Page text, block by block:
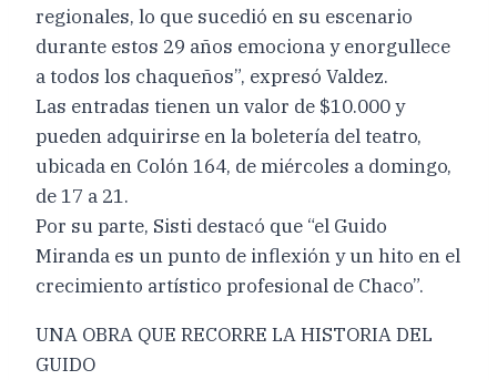
regionales, lo que sucedió en su escenario
durante estos 29 años emociona y enorgullece
a todos los chaqueños”, expresó Valdez.
Las entradas tienen un valor de $10.000 y
pueden adquirirse en la boletería del teatro,
ubicada en Colón 164, de miércoles a domingo,
de 17 a 21.
Por su parte, Sisti destacó que “el Guido
Miranda es un punto de inflexión y un hito en el
crecimiento artístico profesional de Chaco”.
UNA OBRA QUE RECORRE LA HISTORIA DEL
GUIDO